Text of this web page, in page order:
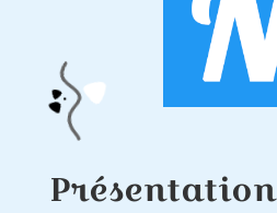
Présentation